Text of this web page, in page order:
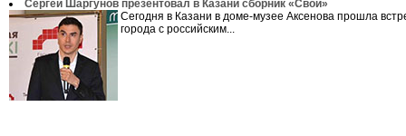
Сергей Шаргунов презентовал в Казани сборник «Свои»
Сегодня в Казани в доме-музее Аксенова прошла
города с российским...